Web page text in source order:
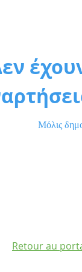
Μόλις
Retour au